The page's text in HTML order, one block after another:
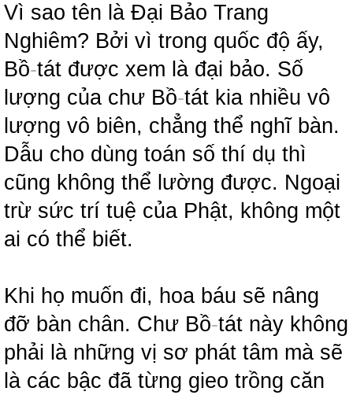
Vì sao tên là Đại Bảo Trang
Nghiêm? Bởi vì trong quốc độ ấy,
Bồ-tát được xem là đại bảo. Số
lượng của chư Bồ-tát kia nhiều vô
lượng vô biên, chẳng thể nghĩ bàn.
Dẫu cho dùng toán số thí dụ thì
cũng không thể lường được. Ngoại
trừ sức trí tuệ của Phật, không một
ai có thể biết.
Khi họ muốn đi, hoa báu sẽ nâng
đỡ bàn chân. Chư Bồ-tát này không
phải là những vị sơ phát tâm mà sẽ
là các bậc đã từng gieo trồng căn